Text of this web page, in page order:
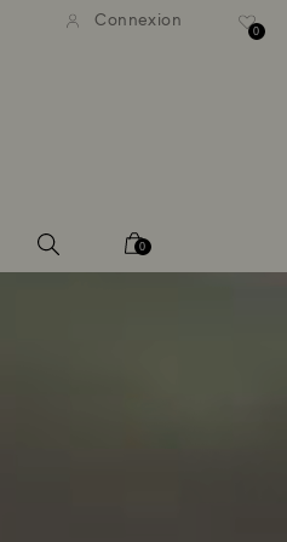
Livraison standard
pour une commande
Connexion
0
0